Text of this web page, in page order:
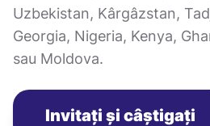
Uzbekistan, Kârgâzstan,
Georgia, Nigeria, Kenya,
sau Moldova.
Invitați și câștigați